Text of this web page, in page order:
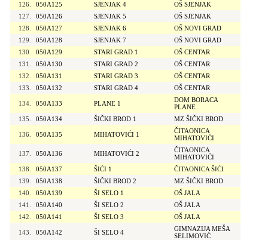
126.
050A125 SJENJAK 4
OŠ SJENJAK
127.
050A126 SJENJAK 5
OŠ SJENJAK
128.
050A127 SJENJAK 6
OŠ NOVI GRAD
129.
050A128 SJENJAK 7
OŠ NOVI GRAD
130.
050A129 STARI GRAD 1
OŠ CENTAR
131.
050A130 STARI GRAD 2
OŠ CENTAR
132.
050A131 STARI GRAD 3
OŠ CENTAR
133.
050A132 STARI GRAD 4 OŠ CENTAR
134. 050A133 PLANE 1
DOM BORACA
PLANE
135.
050A134 ŠIČKI BROD 1 MZ ŠIČKI BROD
136. 050A135 MIHATOVIĆI 1
ČITAONICA
MIHATOVIĆI
137. 050A136 MIHATOVIĆI 2
ČITAONICA
MIHATOVIĆI
138.
050A137 ŠIĆI 1
ČITAONICA ŠIĆI
139.
050A138 ŠIČKI BROD 2
MZ ŠIČKI BROD
140.
050A139 ŠI SELO 1
OŠ JALA
141.
050A140 ŠI SELO 2
OŠ JALA
142.
050A141 ŠI SELO 3 OŠ JALA
143. 050A142 ŠI SELO 4
GIMNAZIJA MEŠA
SELIMOVIĆ